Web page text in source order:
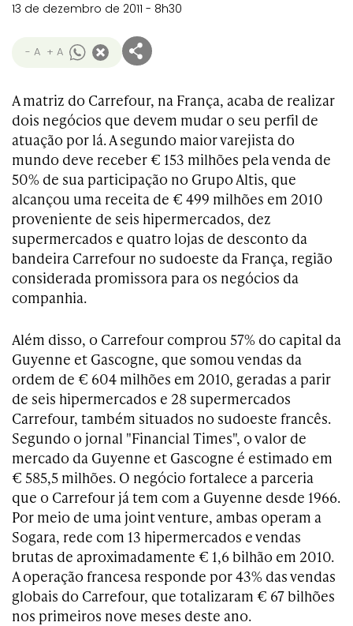
13 de dezembro de 2011 - 8h30
- A + A
A matriz do Carrefour, na França, acaba de realizar
dois negócios que devem mudar o seu perfil de
atuação por lá. A segundo maior varejista do
mundo deve receber € 153 milhões pela venda de
50% de sua participação no Grupo Altis, que
alcançou uma receita de € 499 milhões em 2010
proveniente de seis hipermercados, dez
supermercados e quatro lojas de desconto da
bandeira Carrefour no sudoeste da França, região
considerada promissora para os negócios da
companhia.
Além disso, o Carrefour comprou 57% do capital da
Guyenne et Gascogne, que somou vendas da
ordem de € 604 milhões em 2010, geradas a parir
de seis hipermercados e 28 supermercados
Carrefour, também situados no sudoeste francês.
Segundo o jornal "Financial Times", o valor de
mercado da Guyenne et Gascogne é estimado em
€ 585,5 milhões. O negócio fortalece a parceria
que o Carrefour já tem com a Guyenne desde 1966.
Por meio de uma joint venture, ambas operam a
Sogara, rede com 13 hipermercados e vendas
brutas de aproximadamente € 1,6 bilhão em 2010.
A operação francesa responde por 43% das vendas
globais do Carrefour, que totalizaram € 67 bilhões
nos primeiros nove meses deste ano.